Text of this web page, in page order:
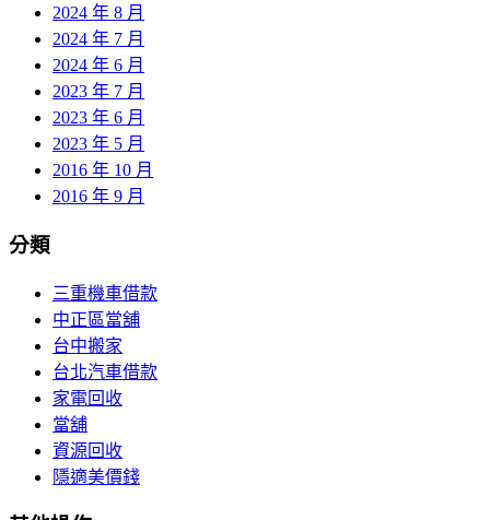
2024 年 8 月
2024 年 7 月
2024 年 6 月
2023 年 7 月
2023 年 6 月
2023 年 5 月
2016 年 10 月
2016 年 9 月
分類
三重機車借款
中正區當舖
台中搬家
台北汽車借款
家電回收
當舖
資源回收
隱適美價錢